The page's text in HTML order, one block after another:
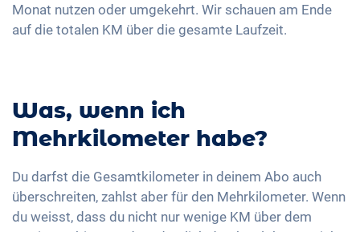
Monat nutzen oder umgekehrt. Wir schauen am Ende
auf die totalen KM über die gesamte Laufzeit.
Was, wenn ich
Mehrkilometer habe?
Du darfst die Gesamtkilometer in deinem Abo auch
überschreiten, zahlst aber für den Mehrkilometer. Wenn
du weisst, dass du nicht nur wenige KM über dem